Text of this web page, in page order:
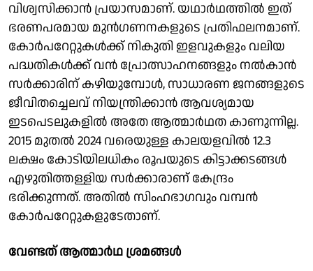
വിശ്വസിക്കാന്‍ പ്രയാസമാണ്. യഥാര്‍ഥത്തില്‍ ഇത്
ഭരണപരമായ മുന്‍ഗണനകളുടെ പ്രതിഫലനമാണ്.
കോര്‍പറേറ്റുകള്‍ക്ക് നികുതി ഇളവുകളും വലിയ
പദ്ധതികള്‍ക്ക് വന്‍ പ്രോത്സാഹനങ്ങളും നല്‍കാന്‍
സര്‍ക്കാരിന് കഴിയുമ്പോള്‍, സാധാരണ ജനങ്ങളുടെ
ജീവിതച്ചെലവ് നിയന്ത്രിക്കാന്‍ ആവശ്യമായ
ഇടപെടലുകളില്‍ അതേ ആത്മാര്‍ഥത കാണുന്നില്ല.
2015 മുതല്‍ 2024 വരെയുള്ള കാലയളവില്‍ 12.3
ലക്ഷം കോടിയിലധികം രൂപയുടെ കിട്ടാക്കടങ്ങള്‍
എഴുതിത്തള്ളിയ സര്‍ക്കാരാണ് കേന്ദ്രം
ഭരിക്കുന്നത്. അതില്‍ സിംഹഭാഗവും വമ്പന്‍
കോര്‍പറേറ്റുകളുടേതാണ്.
വേണ്ടത് ആത്മാര്‍ഥ ശ്രമങ്ങള്‍